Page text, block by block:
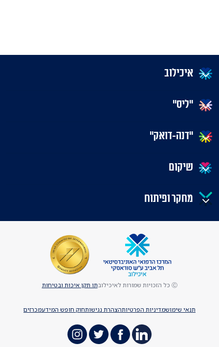
איכילוב
"ליס"
"דנה-דואק"
שיקום
מחקר ופיתוח
תנאי שימושמדיניות הפרטיותהצהרת נגישותחוק חופש המידעמכרזים
Ⓒ כל הזכויות שמורות לאיכילוב תו תקן איכות ובטיחות